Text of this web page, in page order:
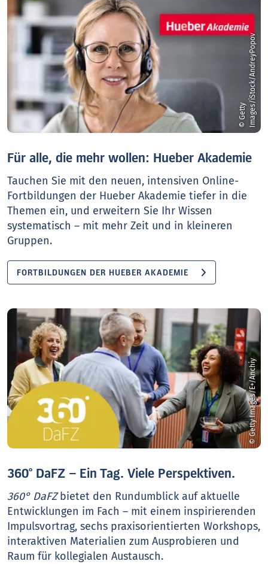
©
G
e
t
t
y
I
m
a
g
e
s
/
i
S
t
o
c
k
/
A
n
d
r
e
y
P
o
p
ov
Für alle, die mehr wollen: Hueber Akademie
Tauchen Sie mit den neuen, intensiven Online-
Fortbildungen der Hueber Akademie tiefer in die
Themen ein, und erweitern Sie Ihr Wissen
systematisch – mit mehr Zeit und in kleineren
Gruppen.
FORTBILDUNGEN DER HUEBER AKADEMIE
© Getty Images/E+/Anchiy
360° DaFZ – Ein Tag. Viele Perspektiven.
360° DaFZbietet den Rundumblick auf aktuelle
Entwicklungen im Fach – mit einem inspirierenden
Impulsvortrag, sechs praxisorientierten Workshops,
interaktiven Materialien zum Ausprobieren und
Raum für kollegialen Austausch.